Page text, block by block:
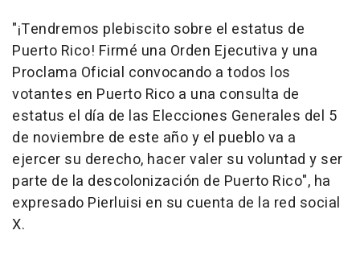
"¡Tendremos plebiscito sobre el estatus de
Puerto Rico! Firmé una Orden Ejecutiva y una
Proclama Oficial convocando a todos los
votantes en Puerto Rico a una consulta de
estatus el día de las Elecciones Generales del 5
de noviembre de este año y el pueblo va a
ejercer su derecho, hacer valer su voluntad y ser
parte de la descolonización de Puerto Rico", ha
expresado Pierluisi en su cuenta de la red social
X.